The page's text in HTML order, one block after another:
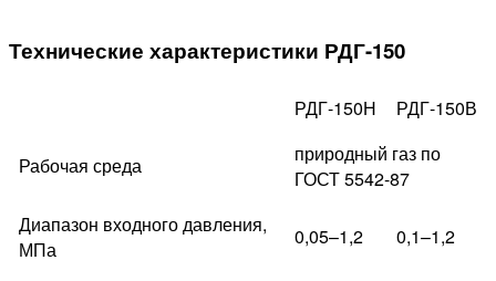
Технические характеристики РДГ-150
РДГ-150Н РДГ-150В
Рабочая среда
природный газ по
ГОСТ 5542-87
Диапазон входного давления,
МПа
0,05–1,2 0,1–1,2